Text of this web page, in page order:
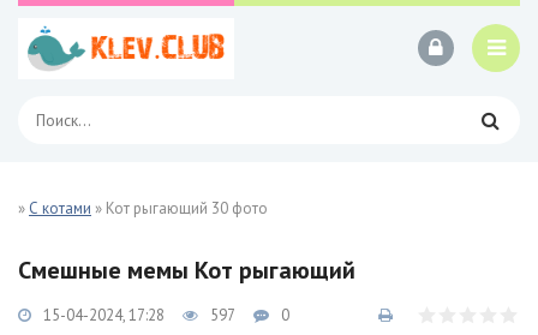
» С котами » Кот рыгающий 30 фото
Смешные мемы Кот рыгающий
15-04-2024, 17:28 597 0